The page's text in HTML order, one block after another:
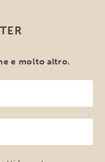
e molto altro.